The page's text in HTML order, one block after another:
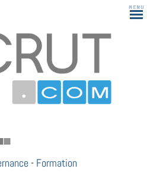
- Formation